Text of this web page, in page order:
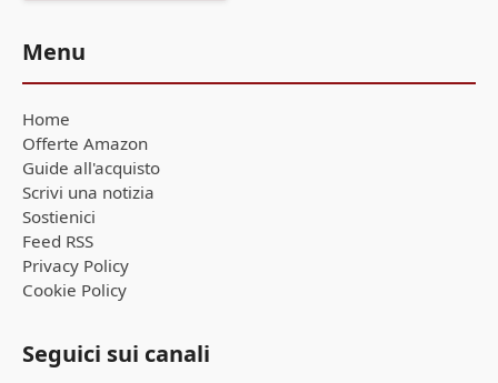
Menu
Home
Offerte Amazon
Guide all'acquisto
Scrivi una notizia
Sostienici
Feed RSS
Privacy Policy
Cookie Policy
Seguici sui canali